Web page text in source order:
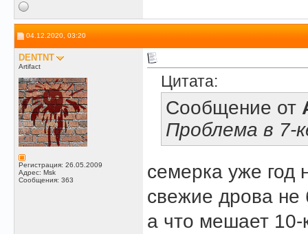
04.12.2020, 03:20
DENTNT
Artifact
Регистрация: 26.05.2009
Адрес: Msk
Сообщения: 363
Цитата:
Сообщение от
Проблема в 7-
семерка уже год
свежие дрова не
а что мешает 10-